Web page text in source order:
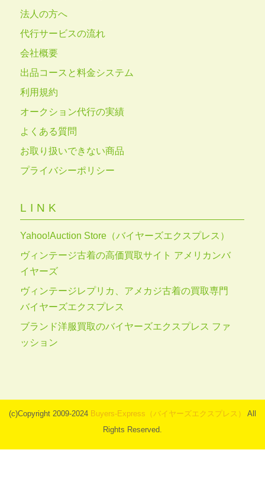
法人の方へ
代行サービスの流れ
会社概要
出品コースと料金システム
利用規約
オークション代行の実績
よくある質問
お取り扱いできない商品
プライバシーポリシー
LINK
Yahoo!Auction Store（バイヤーズエクスプレス）
ヴィンテージ古着の高価買取サイト アメリカンバ
イヤーズ
ヴィンテージレプリカ、アメカジ古着の買取専門
バイヤーズエクスプレス
ブランド洋服買取のバイヤーズエクスプレス ファ
ッション
(c)Copyright 2009-2024 Buyers-Express（バイヤーズエクスプレス）
All
Rights Reserved.